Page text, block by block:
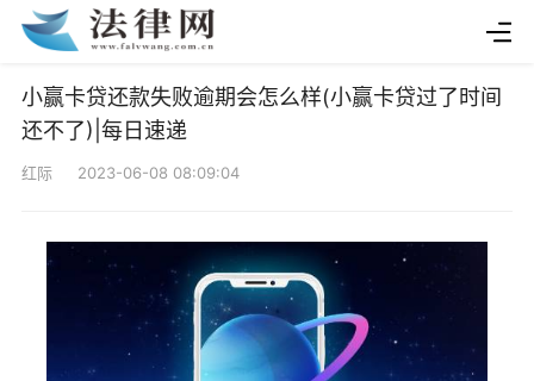
小赢卡贷还款失败逾期会怎么样(小赢卡贷过了时间
还不了)|每日速递
红际 2023-06-08 08:09:04